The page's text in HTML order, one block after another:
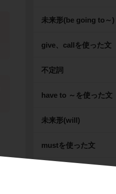
未来形(be going to～)
give、callを使った文
不定詞
have to ～を使った文
未来形(will)
mustを使った文